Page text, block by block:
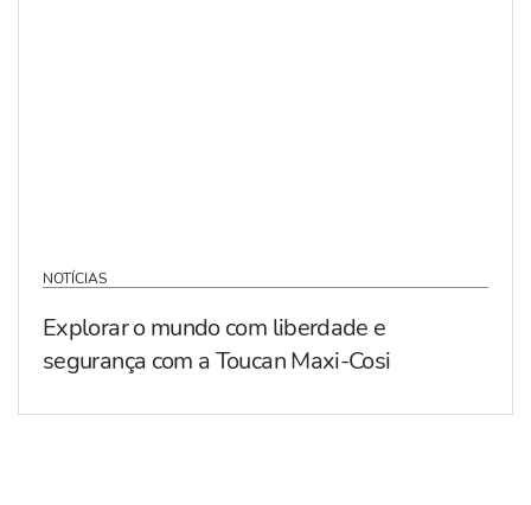
NOTÍCIAS
Explorar o mundo com liberdade e
segurança com a Toucan Maxi-Cosi